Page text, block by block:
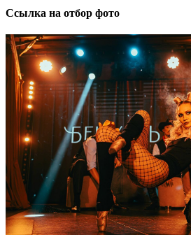
Ссылка на отбор фото